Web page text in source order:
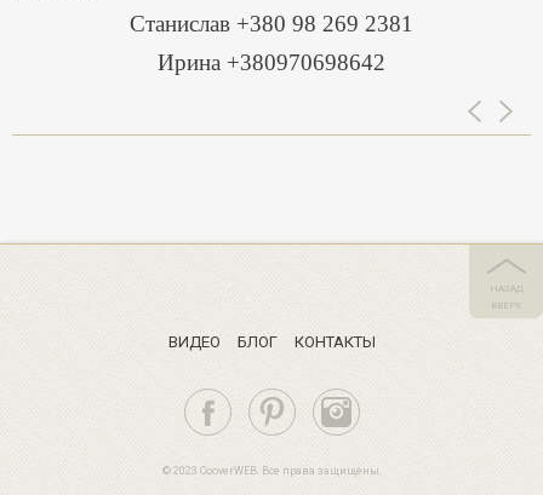
Станислав +380 98 269 2381
Ирина +380970698642
НАЗАД
ВВЕРХ
ВИДЕО БЛОГ КОНТАКТЫ
© 2023 CooverWEB. Все права защищены.